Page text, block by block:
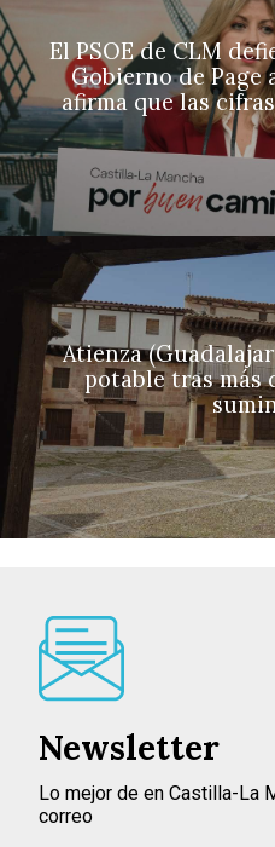
El PSOE de CLM
Gobierno de Page
afirma que las
Atienza
potable tras más
Newsletter
Lo mejor de en Castilla-La
correo